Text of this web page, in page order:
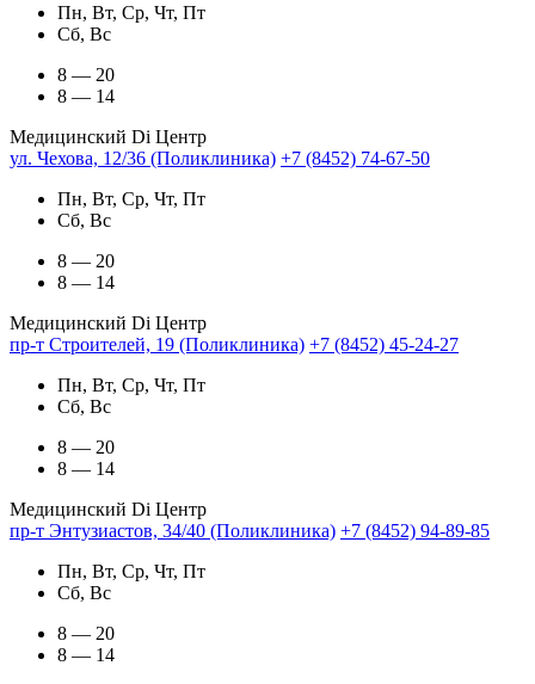
Пн, Вт, Ср, Чт, Пт
Сб, Вс
8 — 20
8 — 14
Медицинский Di Центр
ул. Чехова, 12/36 (Поликлиника) +7 (8452) 74-67-50
Пн, Вт, Ср, Чт, Пт
Сб, Вс
8 — 20
8 — 14
Медицинский Di Центр
пр-т Строителей, 19 (Поликлиника) +7 (8452) 45-24-27
Пн, Вт, Ср, Чт, Пт
Сб, Вс
8 — 20
8 — 14
Медицинский Di Центр
пр-т Энтузиастов, 34/40 (Поликлиника) +7 (8452) 94-89-85
Пн, Вт, Ср, Чт, Пт
Сб, Вс
8 — 20
8 — 14